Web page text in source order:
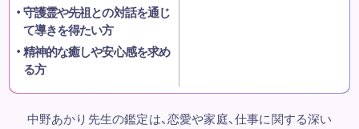
守護霊や先祖との対話を通じ
て導きを得たい方
精神的な癒しや安心感を求め
る方
中野あかり先生の鑑定は、恋愛や家庭、仕事に関する深い